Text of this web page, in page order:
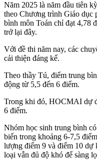
Năm 2025 là năm đầu tiên
theo Chương trình Giáo dục
bình môn Toán chỉ đạt 4,78
trở lại đây.
Với đề thi năm nay, các
cải thiện đáng kể.
Theo thầy Tú, điểm trung
động từ 5,5 đến 6 điểm.
Trong khi đó, HOCMAI dự
6 điểm.
Nhóm học sinh trung bình
biến trong khoảng 6-7,5
lượng điểm 9 và điểm 10 dự
loại vẫn đủ độ khó để sàng